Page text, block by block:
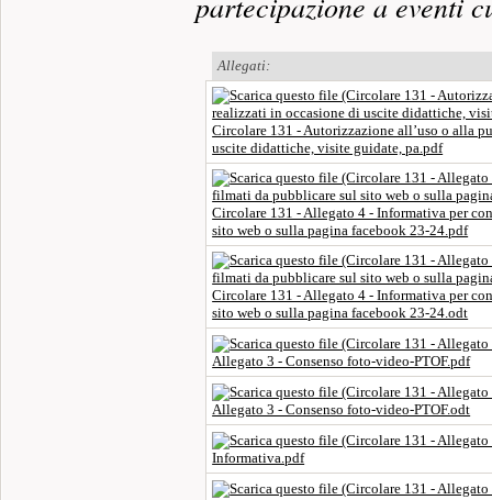
Allegati:
Circolare 131 - Autorizzazione all’uso o alla
uscite didattiche, visite guidate, pa.pdf
Circolare 131 - Allegato 4 - Informativa per
sito web o sulla pagina facebook 23-24.pdf
Circolare 131 - Allegato 4 - Informativa per
sito web o sulla pagina facebook 23-24.odt
Allegato 3 - Consenso foto-video-PTOF.pdf
Allegato 3 - Consenso foto-video-PTOF.odt
Informativa.pdf